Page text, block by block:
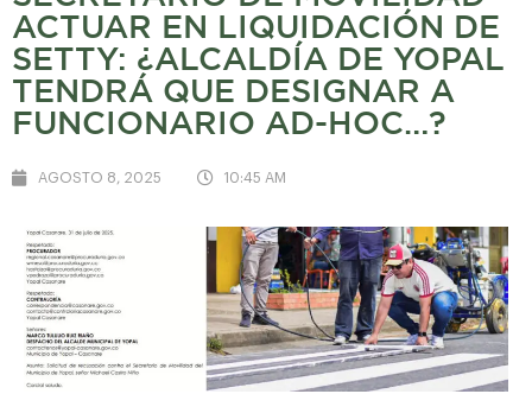
ACTUAR EN LIQUIDACIÓN DE
SETTY: ¿ALCALDÍA DE YOPAL
TENDRÁ QUE DESIGNAR A
FUNCIONARIO AD-HOC…?
AGOSTO 8, 2025 10:45 AM